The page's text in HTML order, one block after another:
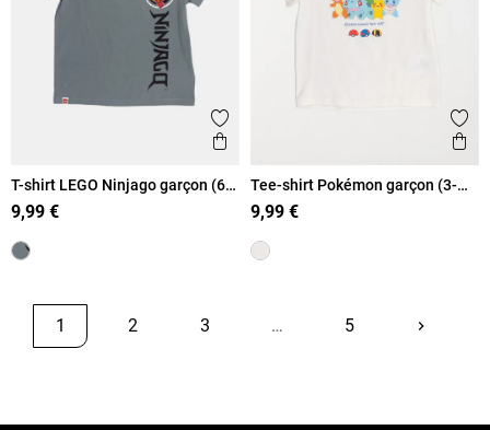
Ajouter aux favoris
Aperçu rapide
T-shirt LEGO Ninjago garçon (6-
12A)
9,99 €
Tee-shirt Pokémon garçon (3-
8A)
9,99 €
1 2 3 … 5 keyboard_arrow_rightSuivant